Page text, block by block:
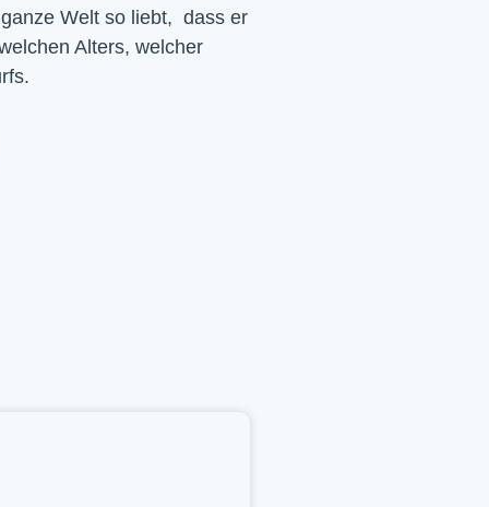
Welt so liebt, dass er
Alters, welcher